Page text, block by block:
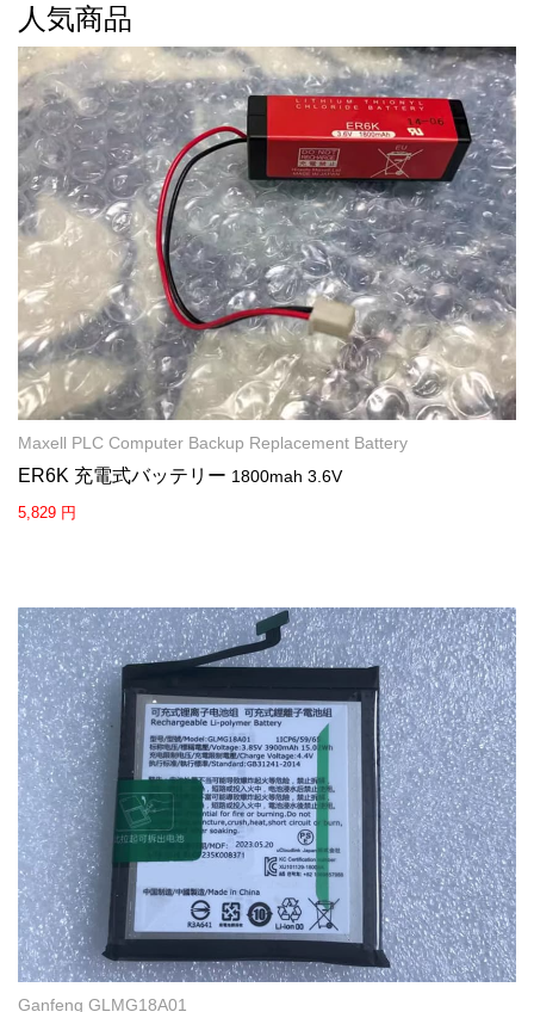
人気商品
Maxell PLC Computer Backup Replacement Battery
ER6K 充電式バッテリー 1800mah 3.6V
5,829 円
Ganfeng GLMG18A01